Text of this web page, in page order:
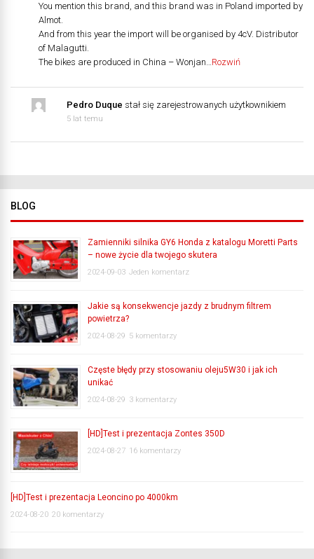
You mention this brand, and this brand was in Poland imported by
Almot.
And from this year the import will be organised by 4cV. Distributor
of Malagutti.
The bikes are produced in China – Wonjan…Rozwiń
Pedro Duque stał się zarejestrowanych użytkownikiem
5 lat temu
BLOG
Zamienniki silnika GY6 Honda z katalogu Moretti Parts
– nowe życie dla twojego skutera
2024-09-03 Jeden komentarz
Jakie są konsekwencje jazdy z brudnym filtrem
powietrza?
2024-08-29 5 komentarzy
Częste błędy przy stosowaniu oleju5W30 i jak ich
unikać
2024-08-29 3 komentarzy
[HD]Test i prezentacja Zontes 350D
2024-08-27 16 komentarzy
[HD]Test i prezentacja Leoncino po 4000km
2024-08-20 20 komentarzy